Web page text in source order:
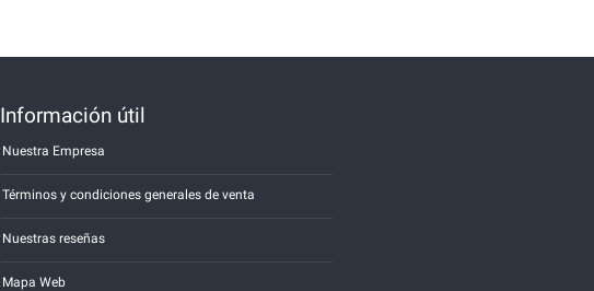
Información útil
Nuestra Empresa
Términos y condiciones generales de venta
Nuestras reseñas
Mapa Web